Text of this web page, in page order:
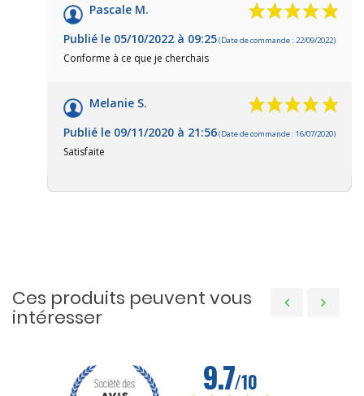
Pascale M.
Publié le 05/10/2022 à 09:25(Date de commande : 22/09/2022)
Conforme à ce que je cherchais
Melanie S.
Publié le 09/11/2020 à 21:56(Date de commande : 16/07/2020)
Satisfaite
Ces produits peuvent vous
intéresser